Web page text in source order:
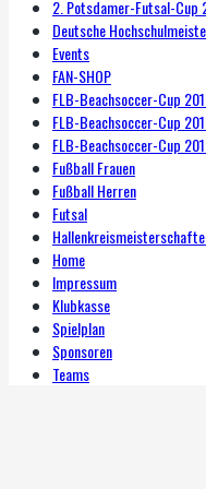
2. Potsdamer-Futsal-Cup
Deutsche
Events
FAN-SHOP
FLB-Beachsoccer-Cup
FLB-Beachsoccer-Cup
FLB-Beachsoccer-Cup
Fußball Frauen
Fußball Herren
Futsal
Home
Impressum
Klubkasse
Spielplan
Sponsoren
Teams